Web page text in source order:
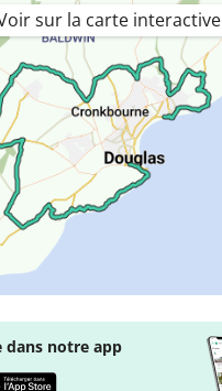
sur la carte interactive
notre app